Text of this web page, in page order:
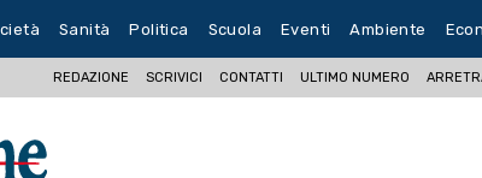
Sanità Politica Scuola Eventi Ambiente
REDAZIONE SCRIVICI CONTATTI ULTIMO NUMERO